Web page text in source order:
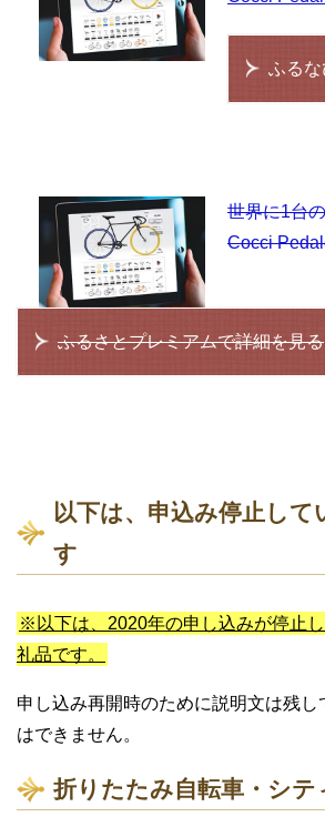
ふるな
世界に1台
Cocci
ふるさとプレミアムで詳細を見る
以下は、申込み停止して
す
※以下は、2020年の申し込みが停止
礼品です。
申し込み再開時のために説明文は残し
はできません。
折りたたみ自転車・シテ